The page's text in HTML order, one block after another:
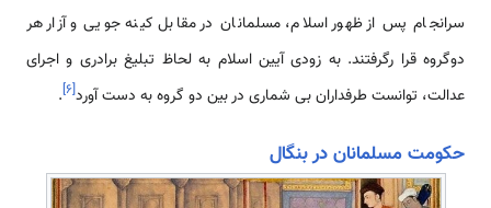
سرانجام پس از ظهور اسلام، مسلمانان در مقابل کینه جویی و آزار هر
دوگروه قرا رگرفتند. به زودی آیین اسلام به لحاظ تبلیغ برادری و اجرای
عدالت، توانست طرفداران بی شماری در بین دو گروه به دست آورد[۶]
.
حکومت مسلمانان در بنگال